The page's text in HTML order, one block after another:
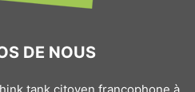
DE NOUS
tank citoyen francophone à